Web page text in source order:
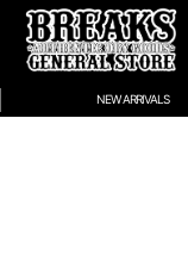
NEW ARRIVALS